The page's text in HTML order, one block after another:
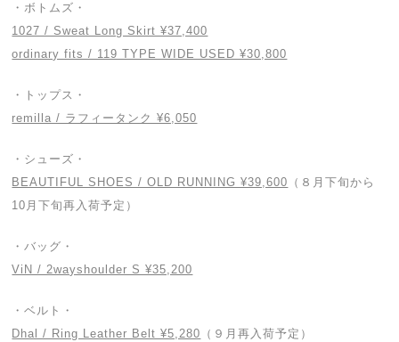
・ボトムズ・
1027 / Sweat Long Skirt ¥37,400
ordinary fits / 119 TYPE WIDE USED ¥30,800
・トップス・
remilla / ラフィータンク ¥6,050
・シューズ・
BEAUTIFUL SHOES / OLD RUNNING ¥39,600 （８月下旬から
10月下旬再入荷予定）
・バッグ・
ViN / 2wayshoulder S ¥35,200
・ベルト・
Dhal / Ring Leather Belt ¥5,280 （９月再入荷予定）